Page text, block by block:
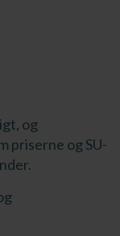
og
priserne og SU-